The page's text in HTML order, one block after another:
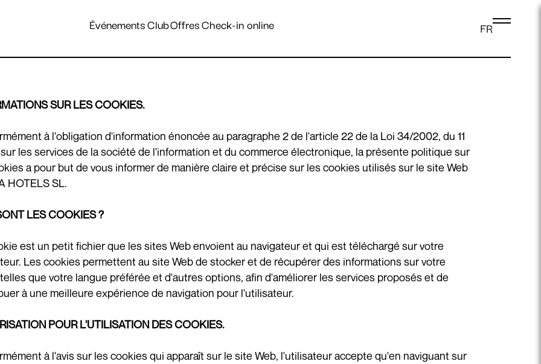
ÉvénementsClubOffresCheck-in online FR
SUR LES COOKIES.
à l'obligation d'information énoncée au paragraphe 2 de l'article 22 de la Loi 34/2002, du 11
les services de la société de l'information et du commerce électronique, la présente politique sur
a pour but de vous informer de manière claire et précise sur les cookies utilisés sur le site Web
HOTELS SL.
LES COOKIES ?
est un petit fichier que les sites Web envoient au navigateur et qui est téléchargé sur votre
Les cookies permettent au site Web de stocker et de récupérer des informations sur votre
que votre langue préférée et d'autres options, afin d'améliorer les services proposés et de
à une meilleure expérience de navigation pour l'utilisateur.
POUR L'UTILISATION DES COOKIES.
à l'avis sur les cookies qui apparaît sur le site Web, l'utilisateur accepte qu'en naviguant sur